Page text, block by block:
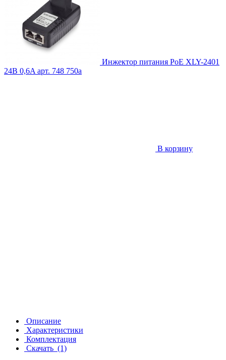
Инжектор питания PoE XLY-2401
24В 0,6A арт. 748 750a
В корзину
Описание
Характеристики
Комплектация
Скачать (1)